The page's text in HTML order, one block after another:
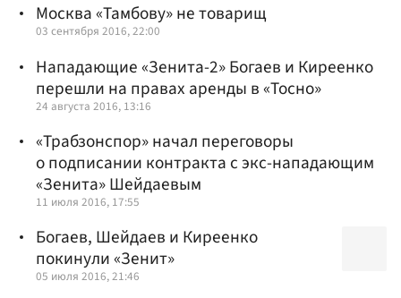
Москва «Тамбову» не товарищ
03 сентября 2016, 22:00
Нападающие «Зенита-2» Богаев и Киреенко
перешли на правах аренды в «Тосно»
24 августа 2016, 13:16
«Трабзонспор» начал переговоры
о подписании контракта с экс-нападающим
«Зенита» Шейдаевым
11 июля 2016, 17:55
Богаев, Шейдаев и Киреенко
покинули «Зенит»
05 июля 2016, 21:46